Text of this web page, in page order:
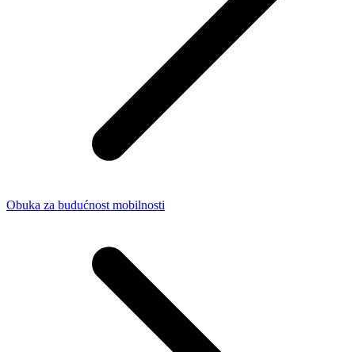
Obuka za budućnost mobilnosti